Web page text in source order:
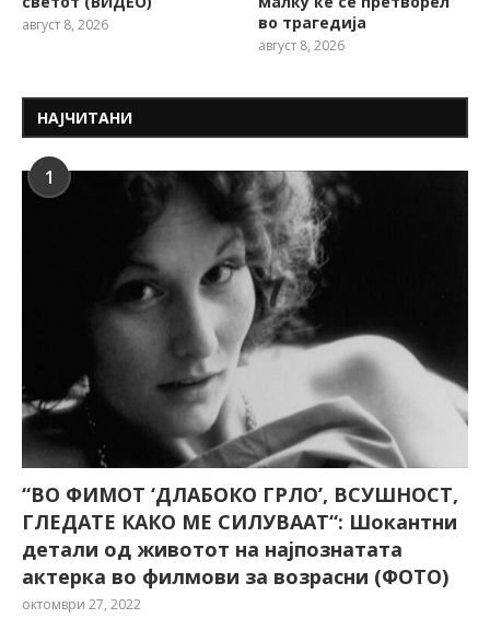
август 8, 2026
во трагедија
август 8, 2026
НАЈЧИТАНИ
1
“ВО ФИМОТ ‘ДЛАБОКО ГРЛО’, ВСУШНОСТ,
ГЛЕДАТЕ КАКО МЕ СИЛУВААТ“: Шокантни
детали од животот на најпознатата
актерка во филмови за возрасни (ФОТО)
октомври 27, 2022